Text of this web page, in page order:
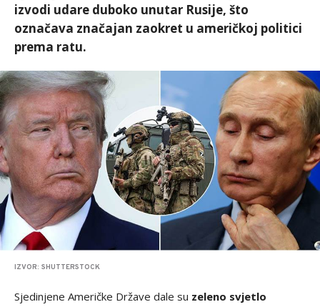
izvodi udare duboko unutar Rusije, što
označava značajan zaokret u američkoj politici
prema ratu.
IZVOR: SHUTTERSTOCK
Sjedinjene Američke Države dale su zeleno svjetlo